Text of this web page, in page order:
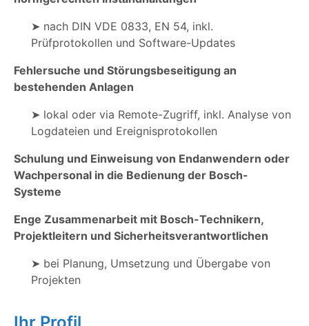
➤ nach DIN VDE 0833, EN 54, inkl.
Prüfprotokollen und Software-Updates
Fehlersuche und Störungsbeseitigung an
bestehenden Anlagen
➤ lokal oder via Remote-Zugriff, inkl. Analyse von
Logdateien und Ereignisprotokollen
Schulung und Einweisung von Endanwendern oder
Wachpersonal in die Bedienung der Bosch-
Systeme
Enge Zusammenarbeit mit Bosch-Technikern,
Projektleitern und Sicherheitsverantwortlichen
➤ bei Planung, Umsetzung und Übergabe von
Projekten